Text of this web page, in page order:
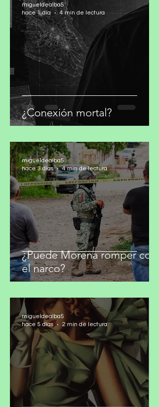
¿Conexión mortal?
migueldealba5
hace 1 día
4 min de lectura
¿Puede Morena romper con
el narco?
migueldealba5
hace 3 días
4 min de lectura
migueldealba5
hace 5 días
2 min de lectura